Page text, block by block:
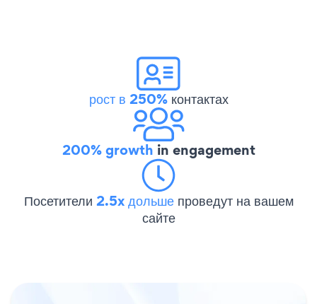
рост в 250%контактах
200% growth in engagement
Посетители 2.5x дольше проведут на вашем
сайте